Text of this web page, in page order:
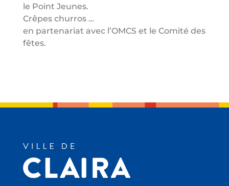
le Point Jeunes.
Crêpes churros …
en partenariat avec l’OMCS et le Comité des
fêtes.